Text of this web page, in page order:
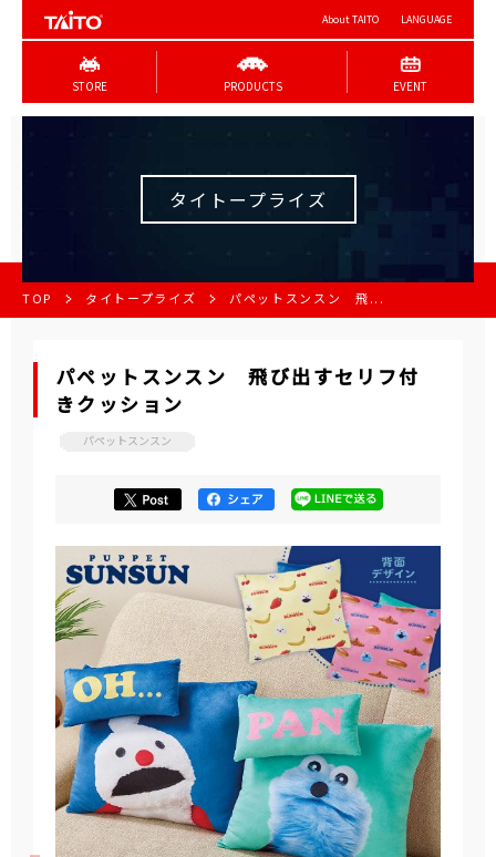
About TAITO LANGUAGE
STORE PRODUCTS EVENT
タイトープライズ
TOP タイトープライズ パペットスンスン 飛...
パペットスンスン 飛び出すセリフ付
きクッション
パペットスンスン